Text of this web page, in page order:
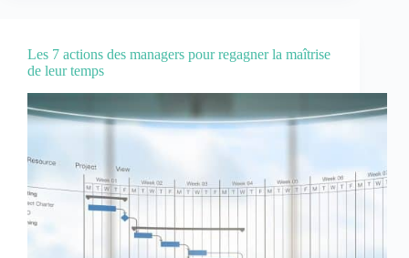
Les 7 actions des managers pour regagner la maîtrise
de leur temps